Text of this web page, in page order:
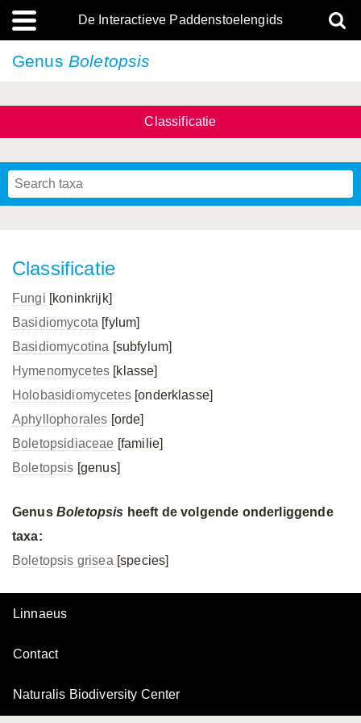
De Interactieve Paddenstoelengids
Genus Boletopsis
Classificatie
Classificatie
Fungi [koninkrijk]
Basidiomycota [fylum]
Basidiomycotina [subfylum]
Hymenomycetes [klasse]
Holobasidiomycetes[onderklasse]
Aphyllophorales [orde]
Boletopsidiaceae [familie]
Boletopsis [genus]
Genus Boletopsis heeft de volgende onderliggende
taxa:
Boletopsis grisea [species]
Linnaeus
Contact
Naturalis Biodiversity Center